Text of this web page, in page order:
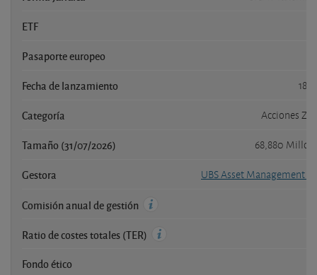
ETF
Pasaporte europeo
Fecha de lanzamiento 18/
Categoría Acciones
Tamaño (31/07/2026) 68,880
Gestora UBS Asset Management
Comisión anual de gestión
Ratio de costes totales (TER)
Fondo ético